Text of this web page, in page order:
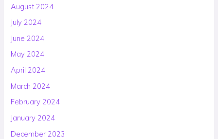
August 2024
July 2024
June 2024
May 2024
April 2024
March 2024
February 2024
January 2024
December 2023